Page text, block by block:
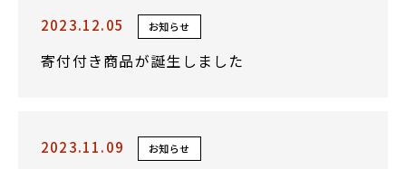
2023.12.05 お知らせ
寄付付き商品が誕生しました
2023.11.09 お知らせ